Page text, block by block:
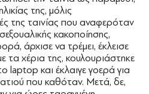
της, μόλις
της ταινίας που αναφερόταν
κακοποίησης,
άρχισε να τρέμει, έκλεισε
τα χέρια της, κουλουριάστηκε
laptop και έκλαιγε γοερά για
που καθόταν. Μετά, δε,